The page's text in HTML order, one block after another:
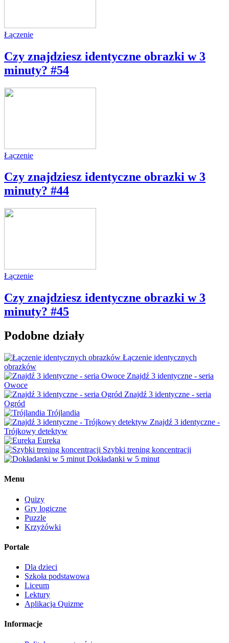
Łączenie
Czy znajdziesz identyczne obrazki w 3
minuty? #54
Łączenie
Czy znajdziesz identyczne obrazki w 3
minuty? #44
Łączenie
Czy znajdziesz identyczne obrazki w 3
minuty? #45
Podobne działy
Łączenie identycznych
obrazków
Znajdź 3 identyczne - seria
Owoce
Znajdź 3 identyczne - seria
Ogród
Trójlandia
Znajdź 3 identyczne -
Trójkowy detektyw
Eureka
Szybki trening koncentracji
Dokładanki w 5 minut
Menu
Quizy
Gry logiczne
Puzzle
Krzyżówki
Portale
Dla dzieci
Szkoła podstawowa
Liceum
Lektury
Aplikacja Quizme
Informacje